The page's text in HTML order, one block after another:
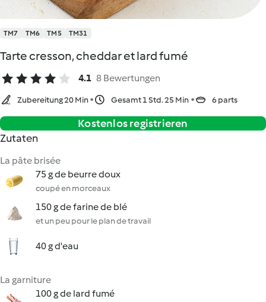
TM7 TM6 TM5 TM31
Tarte cresson, cheddar et lard fumé
4.1 8 Bewertungen
Zubereitung 20 Min Gesamt 1 Std. 25 Min 6 parts
Kostenlos registrieren
Zutaten
La pâte brisée
75 g de beurre doux
coupé en morceaux
150 g de farine de blé
et un peu pour le plan de travail
40 g d'eau
La garniture
100 g de lard fumé